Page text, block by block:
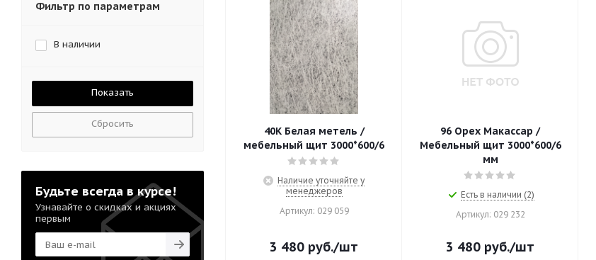
40К Белая метель /
мебельный щит 3000*600/6
Наличие уточняйте у
менеджеров
Артикул: 029 059
3 480 руб./шт
96 Орех Макассар /
Мебельный щит 3000*600/6
мм
Есть в наличии (2)
Артикул: 029 232
3 480 руб./шт
Фильтр по параметрам
В наличии
Сбросить
Будьте всегда в курсе!
Узнавайте о скидках и акциях
первым